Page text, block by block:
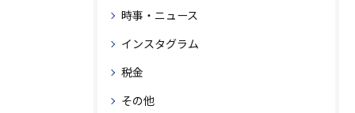
時事・ニュース
インスタグラム
税金
その他